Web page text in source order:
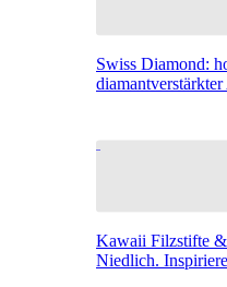
Swiss Diamond:
Kawaii Filzstifte &
Niedlich.